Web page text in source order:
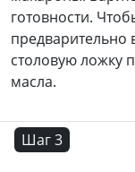
готовности.
предварительно
столовую ложку
масла.
Шаг 3